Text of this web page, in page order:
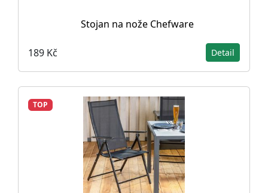
Stojan na nože Chefware
189 Kč Detail
TOP